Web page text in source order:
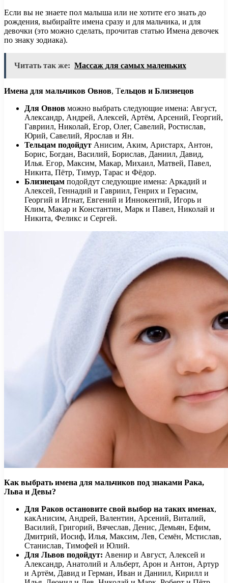
Если вы не знаете пол малыша или не хотите его знать до
рождения, выбирайте имена сразу и для мальчика, и для
девочки (это можно сделать, прочитав статью Имена девочек
по знаку зодиака).
Читать так же: Массаж для самых маленьких
Имена для мальчиков Овнов, Тельцов и Близнецов
Для Овнов можно выбрать следующие имена: Август,
Александр, Андрей, Алексей, Артём, Арсений, Георгий,
Гавриил, Николай, Егор, Олег, Савелий, Ростислав,
Юрий, Савелий, Ярослав и Ян.
Тельцам подойдут Анисим, Аким, Аристарх, Антон,
Борис, Богдан, Василий, Борислав, Даниил, Давид,
Илья. Егор, Максим, Макар, Михаил, Матвей, Павел,
Никита, Пётр, Тимур, Тарас и Фёдор.
Близнецам подойдут следующие имена: Аркадий и
Алексей, Геннадий и Гавриил, Генрих и Герасим,
Георгий и Игнат, Евгений и Иннокентий, Игорь и
Клим, Макар и Константин, Марк и Павел, Николай и
Никита, Феликс и Сергей.
Как выбрать имена для мальчиков под знаками Рака,
Льва и Девы?
Для Раков остановите свой выбор на таких именах,
какАнисим, Андрей, Валентин, Арсений, Виталий,
Василий, Григорий, Вячеслав, Денис, Демьян, Ефим,
Дмитрий, Иосиф, Илья, Максим, Лев, Семён, Мстислав,
Станислав, Тимофей и Юлий.
Для Львов подойдут: Авенир и Август, Алексей и
Александр, Анатолий и Альберт, Арон и Антон, Артур
и Артём, Давид и Герман, Иван и Даниил, Кирилл и